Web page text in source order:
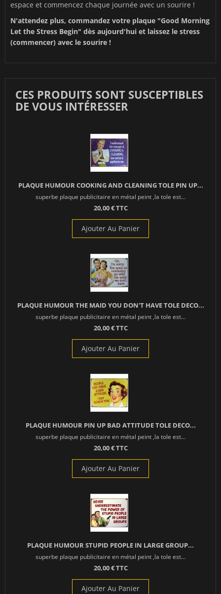
espace et commencez chaque journée avec un sourire !
N'attendez plus, commandez votre plaque "Good Morning
Let the Stress Begin" dès aujourd'hui et laissez le stress
(commencer) avec le sourire !
CES PRODUITS SONT SUSCEPTIBLES
DE VOUS INTÉRESSER
PLAQUE HUMOUR COOKING AND CLEANING TOLE PIN UP...
superbe plaque publicitaire en métal peint ,la tole est...
20,00 € TTC
Ajouter Au Panier
PLAQUE HUMOUR THE MAID YOU DON'T HAVE TOLE DECO...
superbe plaque publicitaire en métal peint ,la tole est...
20,00 € TTC
Ajouter Au Panier
PLAQUE HUMOUR PIN UP BAD ATTITUDE TOLE DECO...
superbe plaque publicitaire en métal peint ,la tole est...
20,00 € TTC
Ajouter Au Panier
PLAQUE HUMOUR STUPID PEOPLE IN LARGE GROUP...
superbe plaque publicitaire en métal peint ,la tole est...
20,00 € TTC
Ajouter Au Panier